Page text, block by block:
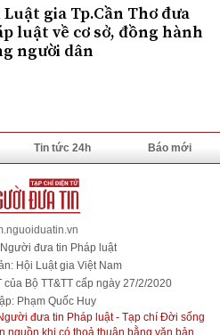
gia Tp.Cần Thơ đưa
luật về cơ sở, đồng hành
người dân
Tin tức 24h Báo mới
đưa tin Pháp luật
Hội Luật gia Việt Nam
của Bộ TT&TT cấp ngày 27/2/2020
Phạm Quốc Huy
đưa tin Pháp luật - Tạp chí Đời sống
khi có thoả thuận bằng văn bản.